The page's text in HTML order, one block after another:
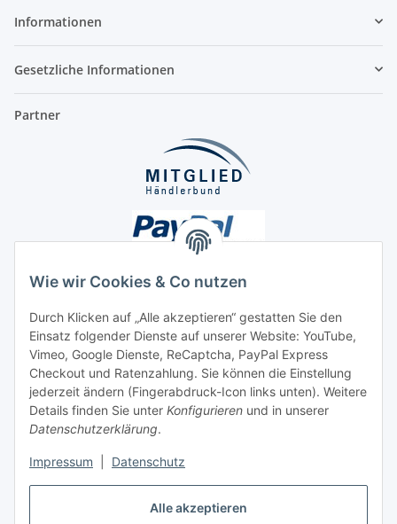
Alle akzeptieren
Wie wir Cookies & Co nutzen
Durch Klicken auf „Alle akzeptieren“ gestatten Sie den
Einsatz folgender Dienste auf unserer Website: YouTube,
Vimeo, Google Dienste, ReCaptcha, PayPal Express
Checkout und Ratenzahlung. Sie können die Einstellung
jederzeit ändern (Fingerabdruck-Icon links unten). Weitere
Details finden Sie unter Konfigurieren und in unserer
Datenschutzerklärung.
Impressum Datenschutz
Informationen
Gesetzliche Informationen
Partner
Unsere Seiten
Social Media
Vertrag widerrufen